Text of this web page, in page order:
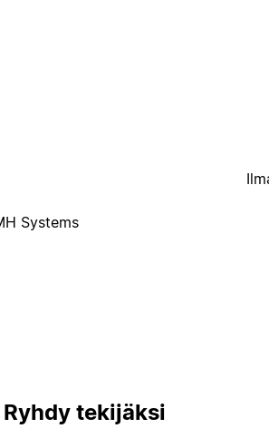
Systems
Ryhdy tekijäksi